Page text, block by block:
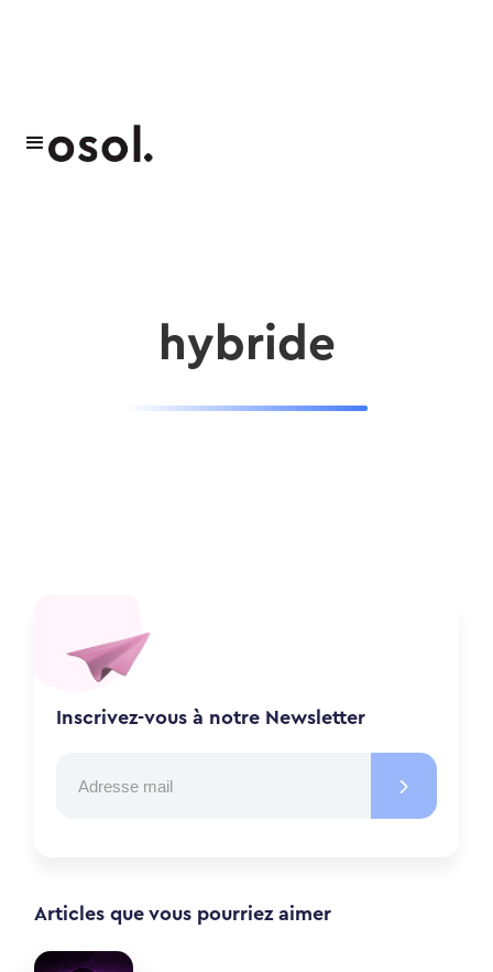
hybride
Inscrivez-vous à notre Newsletter
Articles que vous pourriez aimer